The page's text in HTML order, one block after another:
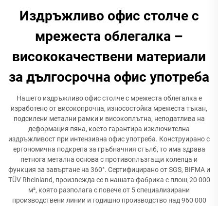
Издръжливо офис столче с
мрежеста облегалка –
висококачествени материали
за дългосрочна офис употреба
Нашето издръжливо офис столче с мрежеста облегалка е
изработено от високопрочна, износостойка мрежеста тъкан,
подсилени метални рамки и високоплътна, неподатлива на
деформация пяна, което гарантира изключителна
издръжливост при интензивна офис употреба. Конструирано с
ергономична подкрепа за гръбначния стълб, то има здрава
петнога метална основа с противоплъзгащи колелца и
функция за завъртане на 360°. Сертифицирано от SGS, BIFMA и
TÜV Rheinland, произвежда се в нашата фабрика с площ 20 000
м², която разполага с повече от 5 специализирани
производствени линии и годишно производство над 960 000